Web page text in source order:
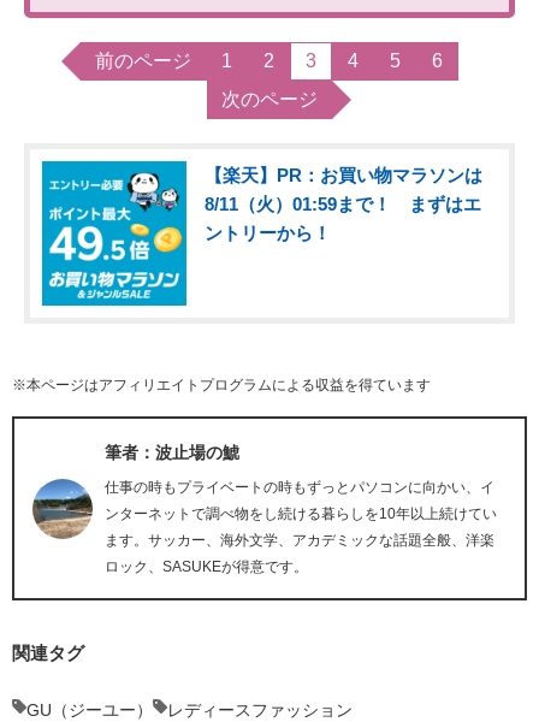
前のページ 1 2 3 4 5
6
次のページ
【楽天】PR：お買い物マラソンは
8/11（火）01:59まで！ まずはエ
ントリーから！
※本ページはアフィリエイトプログラムによる収益を得ています
筆者：波止場の鯱
仕事の時もプライベートの時もずっとパソコンに向かい、イ
ンターネットで調べ物をし続ける暮らしを10年以上続けてい
ます。サッカー、海外文学、アカデミックな話題全般、洋楽
ロック、SASUKEが得意です。
関連タグ
GU（ジーユー） レディースファッション